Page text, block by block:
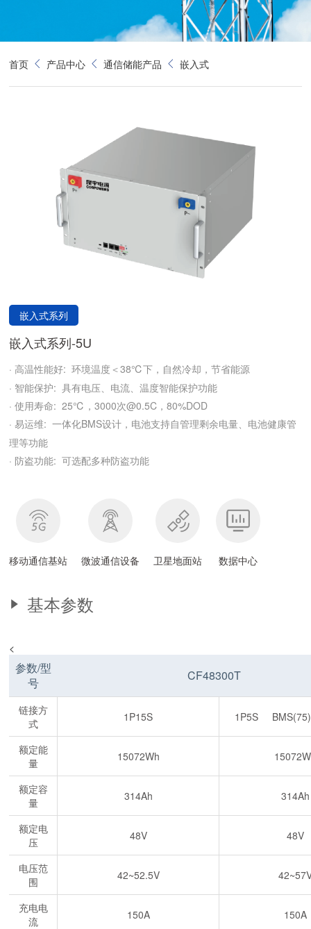
首页 产品中心 通信储能产品 嵌入式
嵌入式系列
嵌入式系列-5U
· 高温性能好:环境温度＜38℃下，自然冷却，节省能源
· 智能保护:具有电压、电流、温度智能保护功能
· 使用寿命:25℃ ，3000次@0.5C，80%DOD
· 易运维:一体化BMS设计，电池支持自管理剩余电量、电池健康管
理等功能
· 防盗功能:可选配多种防盗功能
移动通信基站 微波通信设备 卫星地面站 数据中心
基本参数
<
参数/型
号
CF48300T
链接方
式
1P15S 1P5S
额定能
量
15072Wh
额定容
量
314Ah 314Ah
额定电
压
48V 48V
电压范
围
42~52.5V
充电电
流
150A 150A